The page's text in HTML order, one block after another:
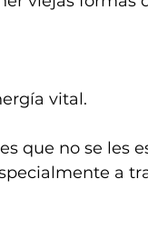
vital.
que no se les
a